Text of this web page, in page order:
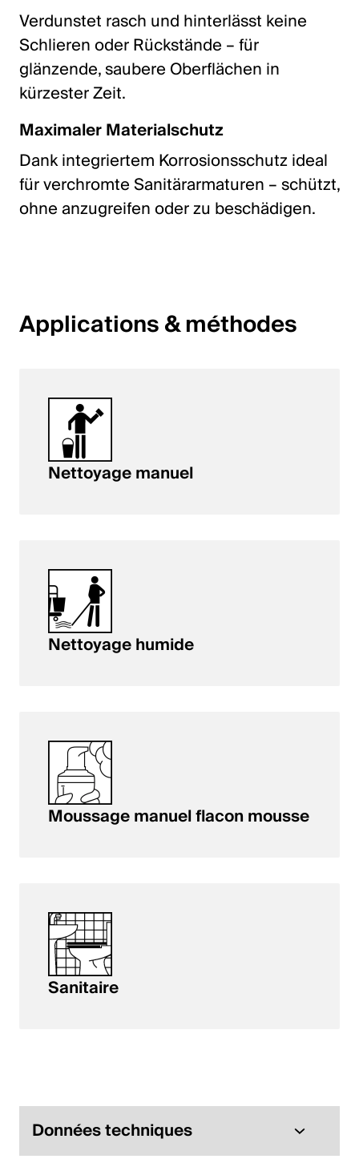
Verdunstet rasch und hinterlässt keine
Schlieren oder Rückstände – für
glänzende, saubere Oberflächen in
kürzester Zeit.
Maximaler Materialschutz
Dank integriertem Korrosionsschutz ideal
für verchromte Sanitärarmaturen – schützt,
ohne anzugreifen oder zu beschädigen.
Applications & méthodes
Nettoyage manuel
Nettoyage humide
Moussage manuel flacon mousse
Sanitaire
Données techniques